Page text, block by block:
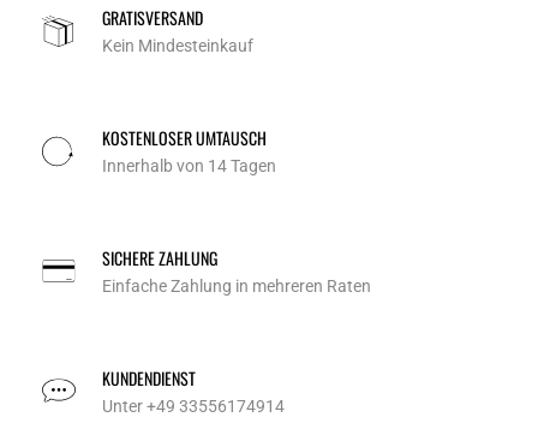
GRATISVERSAND
Kein Mindesteinkauf
KOSTENLOSER UMTAUSCH
Innerhalb von 14 Tagen
SICHERE ZAHLUNG
Einfache Zahlung in mehreren Raten
KUNDENDIENST
Unter +49 33556174914